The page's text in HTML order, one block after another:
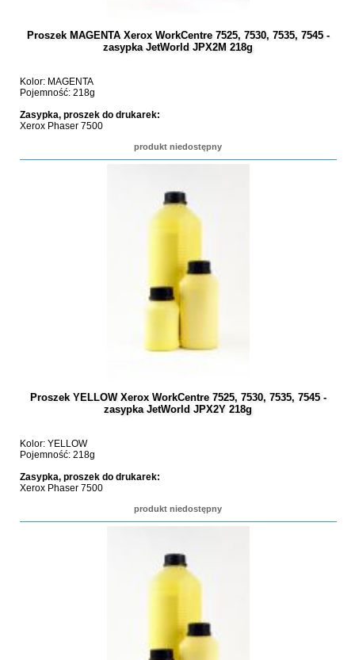
Proszek MAGENTA Xerox WorkCentre 7525, 7530, 7535, 7545 -
zasypka JetWorld JPX2M 218g
Kolor: MAGENTA
Pojemność: 218g
Zasypka, proszek do drukarek:
Xerox Phaser 7500
produkt niedostępny
Proszek YELLOW Xerox WorkCentre 7525, 7530, 7535, 7545 -
zasypka JetWorld JPX2Y 218g
Kolor: YELLOW
Pojemność: 218g
Zasypka, proszek do drukarek:
Xerox Phaser 7500
produkt niedostępny